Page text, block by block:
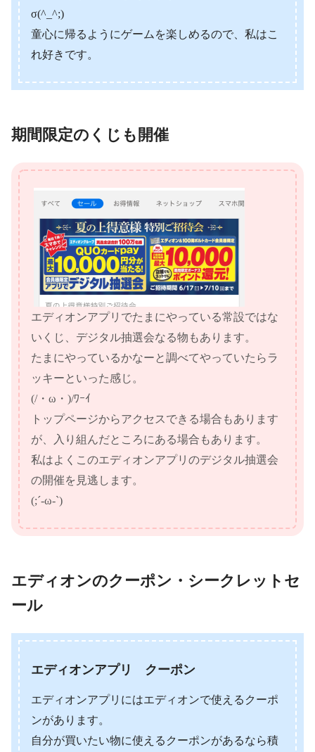
σ(^_^;)
童心に帰るようにゲームを楽しめるので、私はこ
れ好きです。
期間限定のくじも開催
エディオンアプリでたまにやっている常設ではな
いくじ、デジタル抽選会なる物もあります。
たまにやっているかなーと調べてやっていたらラ
ッキーといった感じ。
(/・ω・)/ﾜｰｲ
トップページからアクセスできる場合もあります
が、入り組んだところにある場合もあります。
私はよくこのエディオンアプリのデジタル抽選会
の開催を見逃します。
(;´-ω-`)
エディオンのクーポン・シークレットセ
ール
エディオンアプリ クーポン
エディオンアプリにはエディオンで使えるクーポ
ンがあります。
自分が買いたい物に使えるクーポンがあるなら積